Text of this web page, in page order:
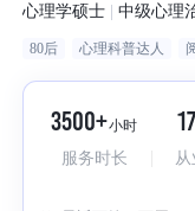
心理学硕士 |中级心理
80后 心理科普达人
3500+小时
服务时长
17